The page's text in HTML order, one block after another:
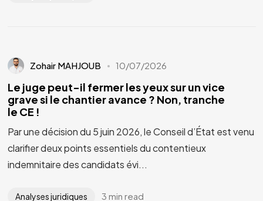
Zohair MAHJOUB 10/07/2026
Le juge peut-il fermer les yeux sur un vice
grave si le chantier avance ? Non, tranche
le CE !
Par une décision du 5 juin 2026, le Conseil d’État est venu
clarifier deux points essentiels du contentieux
indemnitaire des candidats évi...
Analyses juridiques 3 min read